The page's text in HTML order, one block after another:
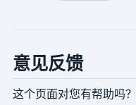
意见反馈
这个页面对您有帮助吗？